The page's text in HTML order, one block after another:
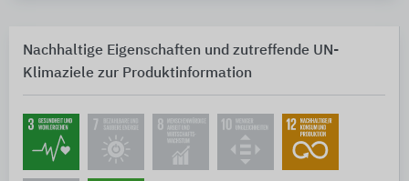
Nachhaltige Eigenschaften und zutreffende UN-
Klimaziele zur Produktinformation